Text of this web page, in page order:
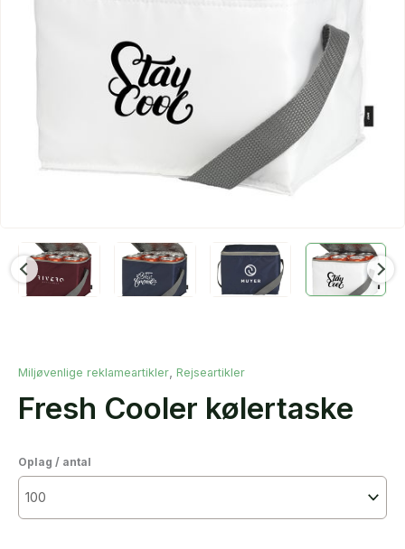
Miljøvenlige reklameartikler, Rejseartikler
Fresh Cooler kølertaske
Oplag / antal